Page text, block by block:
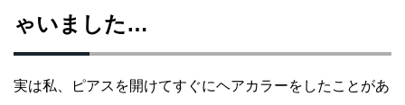
ゃいました…
実は私、ピアスを開けてすぐにヘアカラーをしたことがあ